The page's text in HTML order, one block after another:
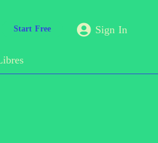
Start Free Sign In